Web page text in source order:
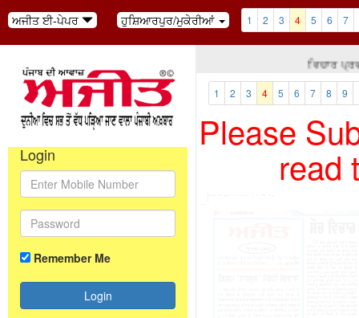
ਅਜੀਤ ਈ-ਪੇਪਰ ਹੁਸ਼ਿਆਰਪੁਰ/ਮੁਕੇਰੀਆਂ 1 2 3 4 5 6 7
Login
Remember Me
ਵਿਚਾਰ
1 2 3 4 5 6 7 8 9
Please
read